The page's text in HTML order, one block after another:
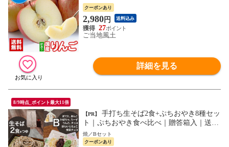
林檎 フルーツ 果物《1-5営業日以内に出荷
予定 （土日祝除く）》---d2_cwapple_s_26_
2980_2kg---
クーポンあり
2,980円 送料込み
27
ご当地風土
詳細を見る
8/9時点_ポイント最大11倍
【PR】
ト｜ぷちおやき食べ比べ｜贈答箱入｜送料
無料｜りんご ホワイトチョコ チョコ 抹茶
チョコ あんこ かぼちゃ チーズ ポテト｜B
焼／Bセット
クーポンあり